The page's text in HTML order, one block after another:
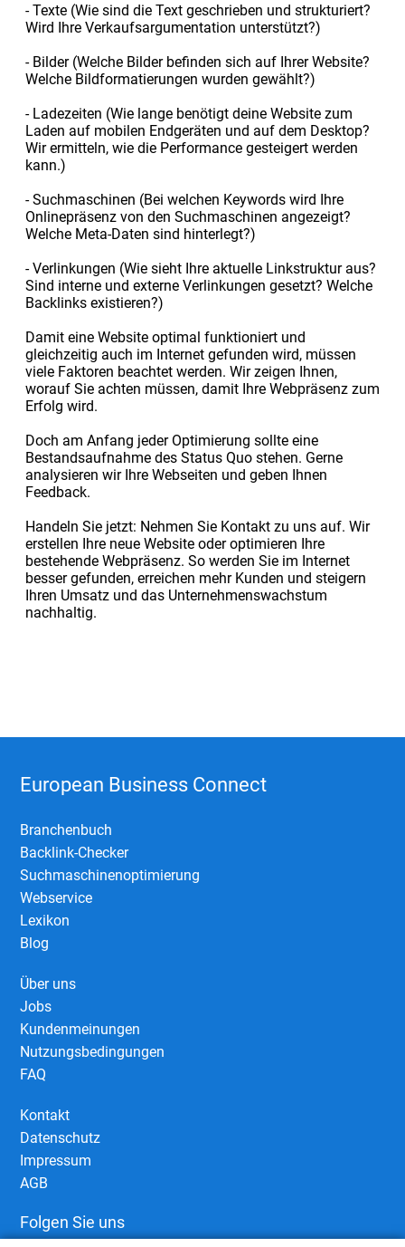
- Texte (Wie sind die Text geschrieben und strukturiert?
Wird Ihre Verkaufsargumentation unterstützt?)
- Bilder (Welche Bilder befinden sich auf Ihrer Website?
Welche Bildformatierungen wurden gewählt?)
- Ladezeiten (Wie lange benötigt deine Website zum
Laden auf mobilen Endgeräten und auf dem Desktop?
Wir ermitteln, wie die Performance gesteigert werden
kann.)
- Suchmaschinen (Bei welchen Keywords wird Ihre
Onlinepräsenz von den Suchmaschinen angezeigt?
Welche Meta-Daten sind hinterlegt?)
- Verlinkungen (Wie sieht Ihre aktuelle Linkstruktur aus?
Sind interne und externe Verlinkungen gesetzt? Welche
Backlinks existieren?)
Damit eine Website optimal funktioniert und
gleichzeitig auch im Internet gefunden wird, müssen
viele Faktoren beachtet werden. Wir zeigen Ihnen,
worauf Sie achten müssen, damit Ihre Webpräsenz zum
Erfolg wird.
Doch am Anfang jeder Optimierung sollte eine
Bestandsaufnahme des Status Quo stehen. Gerne
analysieren wir Ihre Webseiten und geben Ihnen
Feedback.
Handeln Sie jetzt: Nehmen Sie Kontakt zu uns auf. Wir
erstellen Ihre neue Website oder optimieren Ihre
bestehende Webpräsenz. So werden Sie im Internet
besser gefunden, erreichen mehr Kunden und steigern
Ihren Umsatz und das Unternehmenswachstum
nachhaltig.
European Business Connect
Branchenbuch
Backlink-Checker
Suchmaschinenoptimierung
Webservice
Lexikon
Blog
Über uns
Jobs
Kundenmeinungen
Nutzungsbedingungen
FAQ
Kontakt
Datenschutz
Impressum
AGB
Folgen Sie uns